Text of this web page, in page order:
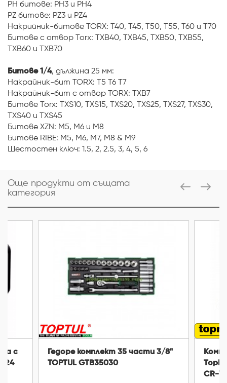
PH битове: PH3 и PH4
PZ битове: PZ3 и PZ4
Накрийник-битове TORX: T40, T45, T50, T55, T60 и T70
Битове с отвор Torx: TXB40, TXB45, TXB50, TXB55,
TXB60 и TXB70
Битове 1/4, дължина 25 мм:
Накрайник-бит TORX: T5 T6 T7
Накрайник-бит с отвор TORX: TXB7
Битове Torx: TXS10, TXS15, TXS20, TXS25, TXS27, TXS30,
TXS40 и TXS45
Битове XZN: M5, M6 и M8
Битове RIBE: M5, M6, M7, M8 & M9
Шестостен ключ: 1.5, 2, 2.5, 3, 4, 5, 6
Още продукти от същата
категория
с
24
Гедоре комплект 35 части 3/8"
TOPTUL GTB35030
CR-V